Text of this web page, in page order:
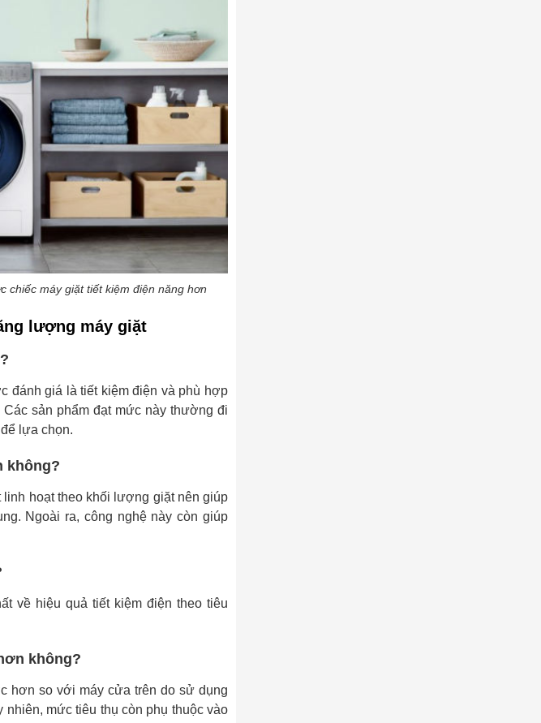
chiếc máy giặt tiết kiệm điện năng hơn
lượng máy giặt
đánh giá là tiết kiệm điện và phù hợp
sản phẩm đạt mức này thường đi
lựa chọn.
không?
linh hoạt theo khối lượng giặt nên giúp
Ngoài ra, công nghệ này còn giúp
về hiệu quả tiết kiệm điện theo tiêu
không?
hơn so với máy cửa trên do sử dụng
mức tiêu thụ còn phụ thuộc vào